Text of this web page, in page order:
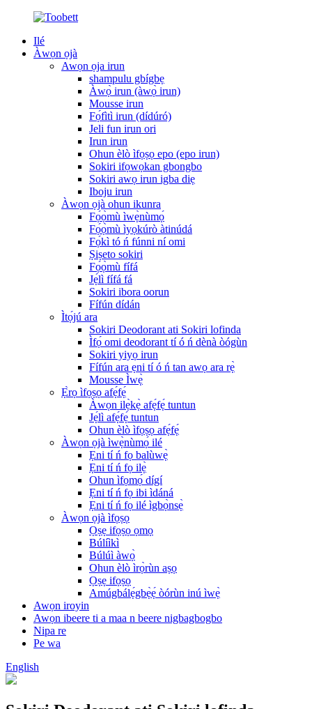
Ilé
Àwọn ọjà
Awọn ọja irun
shampulu gbígbẹ
Àwọ̀ irun (àwọ̀ irun)
Mousse irun
Fọ́fìtì irun (dídúró)
Jeli fun irun ori
Irun irun
Ohun èlò ìfọṣọ epo (epo irun)
Sokiri ifọwọkan gbongbo
Sokiri awọ irun igba diẹ
Iboju irun
Àwọn ọjà ohun ikunra
Fọ́ọ̀mù ìwẹ̀nùmọ́
Fọ́ọ̀mù ìyọkúrò àtinúdá
Fọ́kì tó ń fúnni ní omi
Ṣiṣeto sokiri
Fọ́ọ̀mù fífá
Jẹ́lì fífá fá
Sokiri ibora oorun
Fífún dídán
Ìtọ́jú ara
Sokiri Deodorant ati Sokiri lofinda
Ìfọ́ omi deodorant tí ó ń dènà òógùn
Sokiri yiyọ irun
Fífún ara ẹni tí ó ń tan awọ ara rẹ̀
Mousse Ìwẹ̀
Ẹ̀rọ ìfọṣọ afẹ́fẹ́
Àwọn ilẹ̀kẹ̀ afẹ́fẹ́ tuntun
Jẹ́lì afẹ́fẹ́ tuntun
Ohun èlò ìfọṣọ afẹ́fẹ́
Àwọn ọjà ìwẹ̀nùmọ́ ilé
Ẹni tí ń fọ balùwẹ̀
Ẹni tí ń fọ ilẹ̀
Ohun ìfọmọ́ dígí
Ẹni tí ń fọ ibi ìdáná
Ẹni tí ń fọ ilé ìgbọ̀nsẹ̀
Àwọn ọjà ìfọṣọ
Ọṣẹ ifọṣọ ọmọ
Búlíìkì
Búlúì àwọ̀
Ohun èlò ìrọ̀rùn aṣọ
Ọṣẹ ifọṣọ
Amúgbálẹ́gbẹ̀ẹ́ òórùn inú ìwẹ̀
Awọn iroyin
Awọn ibeere ti a maa n beere nigbagbogbo
Nipa re
Pe wa
English